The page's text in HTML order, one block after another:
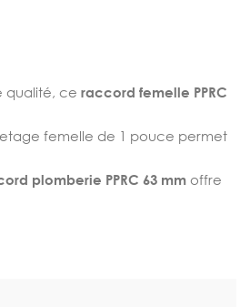
qualité, ce raccord femelle PPRC
femelle de 1 pouce permet
plomberie PPRC 63 mm offre